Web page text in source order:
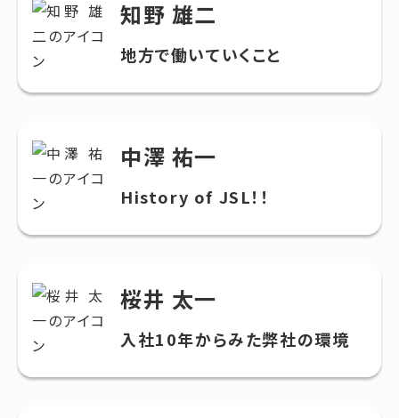
知野 雄二
地方で働いていくこと
中澤 祐一
History of JSL！！
桜井 太一
入社10年からみた弊社の環境